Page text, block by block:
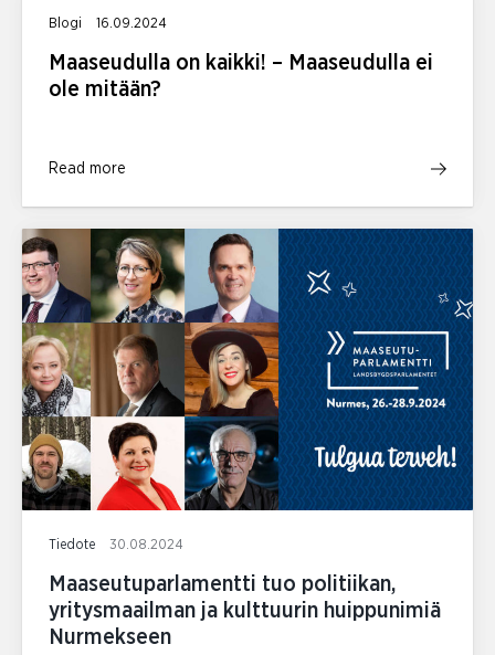
Blogi 16.09.2024
Maaseudulla on kaikki! – Maaseudulla ei
ole mitään?
Read more
Tiedote 30.08.2024
Maaseutuparlamentti tuo politiikan,
yritysmaailman ja kulttuurin huippunimiä
Nurmekseen